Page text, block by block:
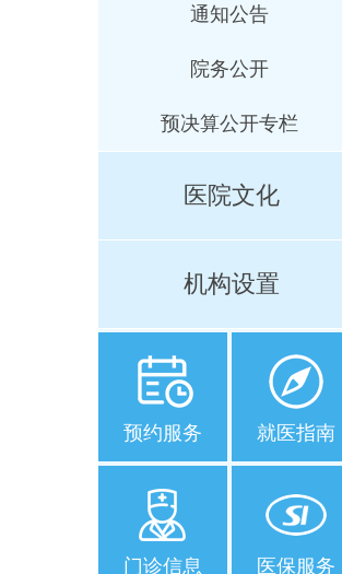
通知公告
院务公开
预决算公开专栏
医院文化
机构设置
预约服务 就医指南
门诊信息 医保服务